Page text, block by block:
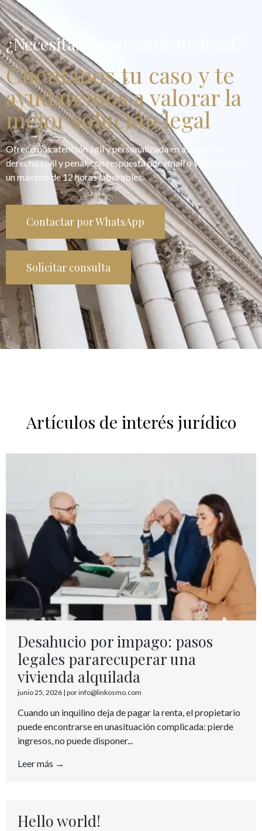
¿Necesitas asesoramiento legal?
Cuentanos tu caso y te
ayudaremos a valorar la
mejor solución legal
Ofrecemos atención ágil y personalizada en asuntos de
derecho civil y penal, con respuesta por email o WhatsApp en
un máximo de 12 horas laborables.
Contactar por WhatsApp
Solicitar consulta
Artículos de interés jurídico
Desahucio por impago: pasos
legales pararecuperar una
vivienda alquilada
junio 25, 2026 | por info@linkosmo.com
Cuando un inquilino deja de pagar la renta, el propietario
puede encontrarse en unasituación complicada: pierde
ingresos, no puede disponer...
Leer más →
Hello world!